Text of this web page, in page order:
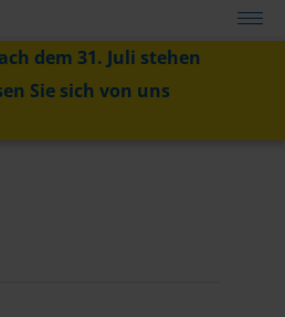
dem 31. Juli stehen
Sie sich von uns